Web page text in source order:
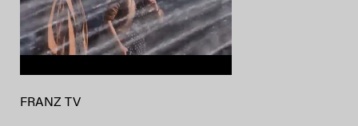
FRANZ TV